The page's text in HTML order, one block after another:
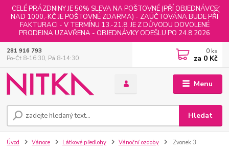
CELÉ PRÁZDNINY JE 50% SLEVA NA POŠTOVNÉ (PŘÍ OBJEDNÁVCE
NAD 1000,-KČ JE POŠTOVNÉ ZDARMA) - ZAÚČTOVÁNA BUDE PŘI
FAKTURACI - V TERMÍNU 13.-21.8. JE Z DŮVODU DOVOLENÉ
PRODEJNA UZAVŘENA - OBJEDNÁVKY ODEŠLU PO 24.8.2026
Menu
Hledat
281 916 793
Po-Čt 8-16:30, Pá 8-14:30
0 ks
za 0 Kč
Úvod Vánoce Látkové předlohy Vánoční ozdoby Zvonek 3